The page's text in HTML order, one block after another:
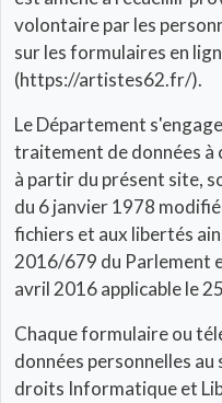
volontaire par les
sur les formulaires en
(https://artistes62.fr/).
Le Département
traitement de données
à partir du présent site,
du 6 janvier 1978
fichiers et aux libertés
2016/679 du Parlement
avril 2016 applicable le
Chaque formulaire ou
données personnelles
droits Informatique et